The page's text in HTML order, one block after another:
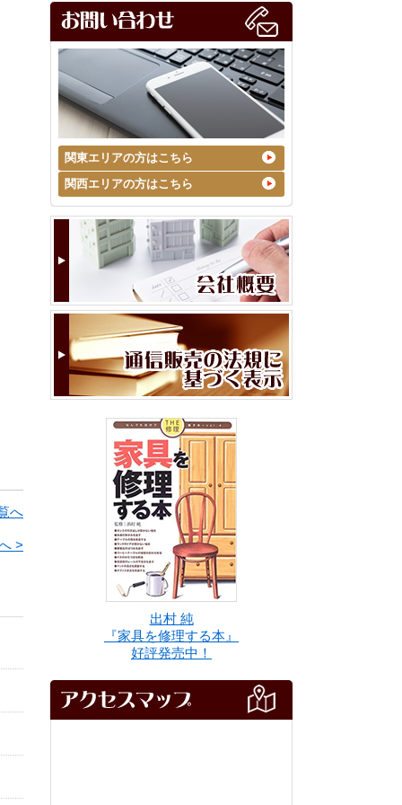
へ
>
関東エリアの方はこちら
関西エリアの方はこちら
出村 純
『家具を修理する本』
好評発売中！